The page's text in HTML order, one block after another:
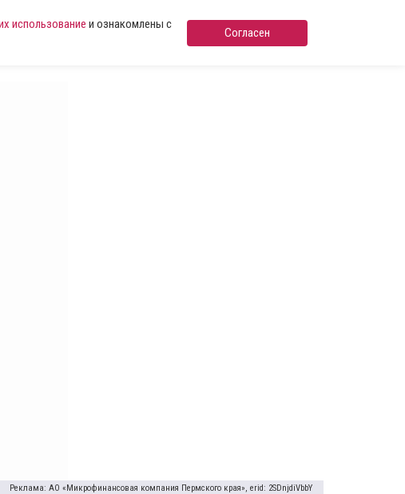
использование и ознакомлены с
Согласен
Реклама: АО «Микрофинансовая компания Пермского края», erid: 2SDnjdiVbbY